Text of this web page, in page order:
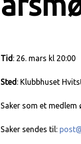
Tid: 26. mars kl 20:00
Sted: Klubbhuset
Saker som et
Saker sendes til: